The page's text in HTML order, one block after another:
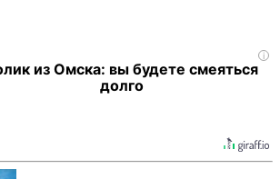
i
из Омска: вы будете смеяться
долго